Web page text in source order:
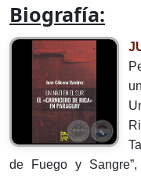
Biografía:
de Fuego y